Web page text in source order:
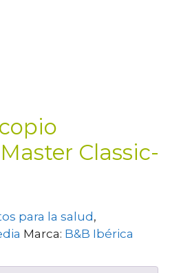
Classic-
para la salud ,
Marca: B&B Ibérica